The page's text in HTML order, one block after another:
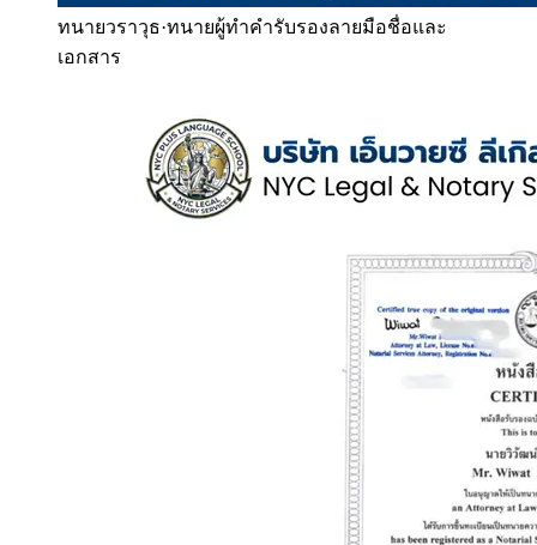
ทนายวราวุธ·ทนายผู้ทำคำรับรองลายมือชื่อและ
เอกสาร